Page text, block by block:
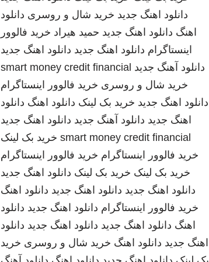
دانلود اهنگ جدید خرید شال و روسری دانلود
اهنگ دانلود اهنگ جدید حمید هیراد خرید فالوور
اینستاگرام دانلود اهنگ جدید دانلود اهنگ جدید
دانلود آهنگ جدید smart money credit financial
خرید شال و روسری خرید فالوور اینستاگرام
دانلود اهنگ جدید خرید بک لینک دانلود اهنگ دانلود
اهنگ جدید دانلود آهنگ جدید دانلود اهنگ جدید
smart money credit financial خرید بک لینک
خرید فالوور اینستاگرام خرید فالوور اینستاگرام
خرید بک لینک خرید بک لینک دانلود اهنگ جدید
دانلود اهنگ جدید دانلود اهنگ جدید دانلود اهنگ
خرید فالوور اینستاگرام دانلود اهنگ جدید دانلود
اهنگ دانلود اهنگ جدید دانلود اهنگ جدید دانلود
اهنگ جدید دانلود اهنگ خرید شال و روسری خرید